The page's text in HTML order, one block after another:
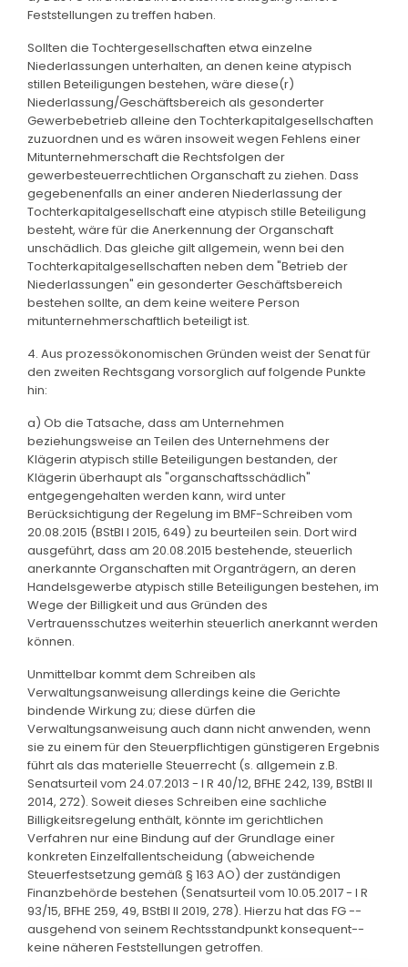
Feststellungen zu treffen haben.
Sollten die Tochtergesellschaften etwa einzelne
Niederlassungen unterhalten, an denen keine atypisch
stillen Beteiligungen bestehen, wäre diese(r)
Niederlassung/Geschäftsbereich als gesonderter
Gewerbebetrieb alleine den Tochterkapitalgesellschaften
zuzuordnen und es wären insoweit wegen Fehlens einer
Mitunternehmerschaft die Rechtsfolgen der
gewerbesteuerrechtlichen Organschaft zu ziehen. Dass
gegebenenfalls an einer anderen Niederlassung der
Tochterkapitalgesellschaft eine atypisch stille Beteiligung
besteht, wäre für die Anerkennung der Organschaft
unschädlich. Das gleiche gilt allgemein, wenn bei den
Tochterkapitalgesellschaften neben dem "Betrieb der
Niederlassungen" ein gesonderter Geschäftsbereich
bestehen sollte, an dem keine weitere Person
mitunternehmerschaftlich beteiligt ist.
4. Aus prozessökonomischen Gründen weist der Senat für
den zweiten Rechtsgang vorsorglich auf folgende Punkte
hin:
a) Ob die Tatsache, dass am Unternehmen
beziehungsweise an Teilen des Unternehmens der
Klägerin atypisch stille Beteiligungen bestanden, der
Klägerin überhaupt als "organschaftsschädlich"
entgegengehalten werden kann, wird unter
Berücksichtigung der Regelung im BMF-Schreiben vom
20.08.2015 (BStBl I 2015, 649) zu beurteilen sein. Dort wird
ausgeführt, dass am 20.08.2015 bestehende, steuerlich
anerkannte Organschaften mit Organträgern, an deren
Handelsgewerbe atypisch stille Beteiligungen bestehen, im
Wege der Billigkeit und aus Gründen des
Vertrauensschutzes weiterhin steuerlich anerkannt werden
können.
Unmittelbar kommt dem Schreiben als
Verwaltungsanweisung allerdings keine die Gerichte
bindende Wirkung zu; diese dürfen die
Verwaltungsanweisung auch dann nicht anwenden, wenn
sie zu einem für den Steuerpflichtigen günstigeren Ergebnis
führt als das materielle Steuerrecht (s. allgemein z.B.
Senatsurteil vom 24.07.2013 - I R 40/12, BFHE 242, 139, BStBl II
2014, 272). Soweit dieses Schreiben eine sachliche
Billigkeitsregelung enthält, könnte im gerichtlichen
Verfahren nur eine Bindung auf der Grundlage einer
konkreten Einzelfallentscheidung (abweichende
Steuerfestsetzung gemäß § 163 AO) der zuständigen
Finanzbehörde bestehen (Senatsurteil vom 10.05.2017 - I R
93/15, BFHE 259, 49, BStBl II 2019, 278). Hierzu hat das FG --
ausgehend von seinem Rechtsstandpunkt konsequent--
keine näheren Feststellungen getroffen.